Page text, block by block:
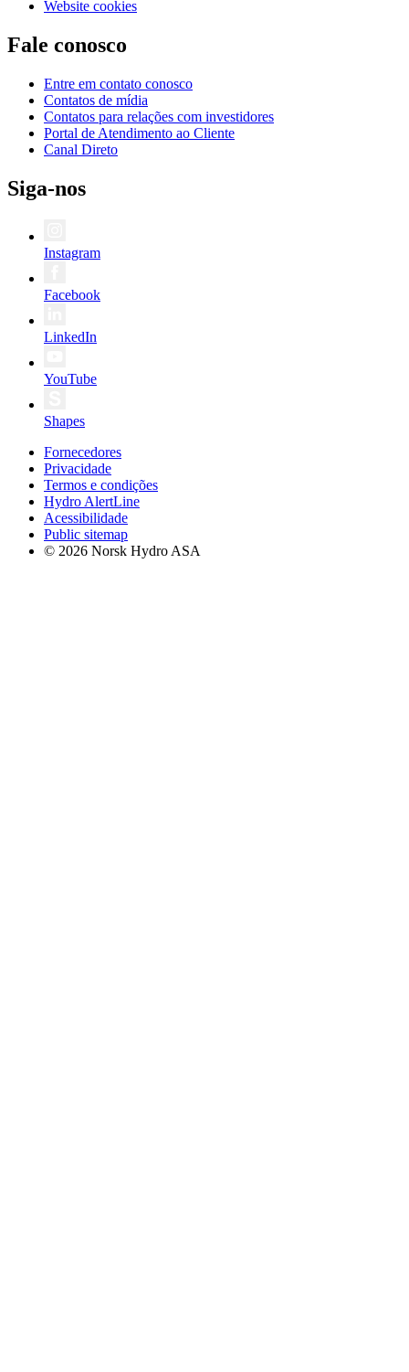
Website cookies
Fale conosco
Entre em contato conosco
Contatos de mídia
Contatos para relações com investidores
Portal de Atendimento ao Cliente
Canal Direto
Siga-nos
Instagram
Facebook
LinkedIn
YouTube
Shapes
Fornecedores
Privacidade
Termos e condições
Hydro AlertLine
Acessibilidade
Public sitemap
© 2026 Norsk Hydro ASA